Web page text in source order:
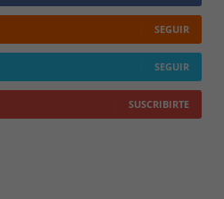
SEGUIR
SEGUIR
SUSCRIBIRTE